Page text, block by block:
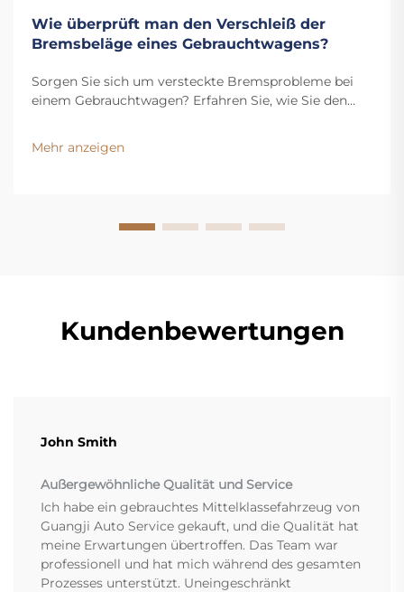
Wie überprüft man den Verschleiß der
Bremsbeläge eines Gebrauchtwagens?
Sorgen Sie sich um versteckte Bremsprobleme bei
einem Gebrauchtwagen? Erfahren Sie, wie Sie den
Flüssigkeitsstand kontrollieren und Warnsignale
erkennen. Holen Sie sich jetzt unseren kostenlosen
Mehr anzeigen
Kundenbewertungen
John Smith
Außergewöhnliche Qualität und Service
Ich habe ein gebrauchtes Mittelklassefahrzeug von
Guangji Auto Service gekauft, und die Qualität hat
meine Erwartungen übertroffen. Das Team war
professionell und hat mich während des gesamten
Prozesses unterstützt. Uneingeschränkt